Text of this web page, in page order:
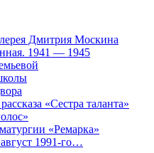
Дмитрия Москина
1941 — 1945
«Сестра таланта»
«Ремарка»
1991-го…